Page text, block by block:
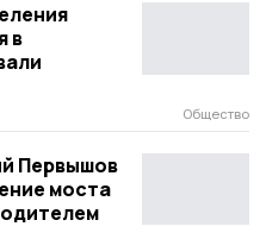
в
Общество
Первышов
моста